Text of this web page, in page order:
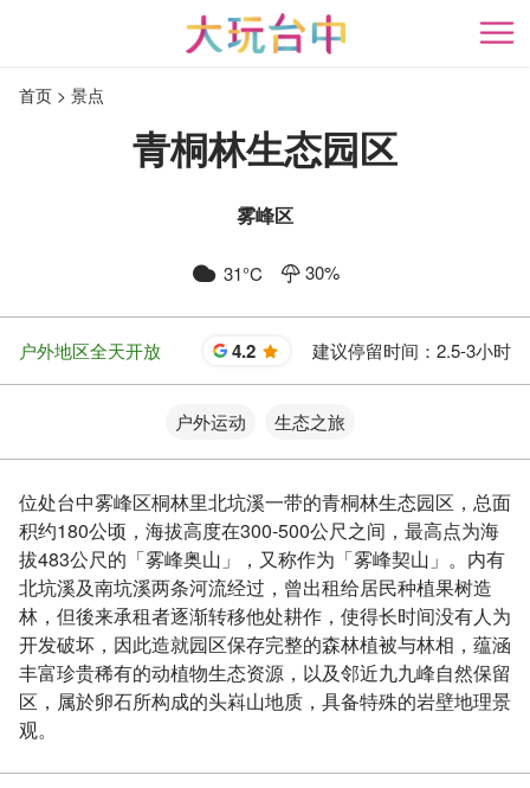
开
首页 景点
青桐林生态园区
雾峰区
31°C 30%
户外地区全天开放 4.2 星 建议停留时间： 2.5-3小时
户外运动 生态之旅
位处台中雾峰区桐林里北坑溪一带的青桐林生态园区，总面
积约180公顷，海拔高度在300-500公尺之间，最高点为海
拔483公尺的「雾峰奥山」，又称作为「雾峰契山」。内有
北坑溪及南坑溪两条河流经过，曾出租给居民种植果树造
林，但後来承租者逐渐转移他处耕作，使得长时间没有人为
开发破坏，因此造就园区保存完整的森林植被与林相，蕴涵
丰富珍贵稀有的动植物生态资源，以及邻近九九峰自然保留
区，属於卵石所构成的头嵙山地质，具备特殊的岩壁地理景
观。